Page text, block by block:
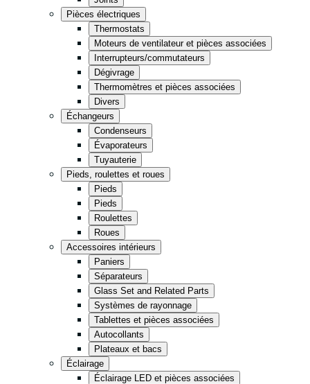
Épicerie
Vente de détail
Tout en noir
Cuisine
Entreposage
Fast Food
Pièces électriques
Thermostats
Moteurs de ventilateur et pièces associées
Interrupteurs/commutateurs
Dégivrage
Thermomètres et pièces associées
Divers
Échangeurs
Condenseurs
Évaporateurs
Tuyauterie
Pieds, roulettes et roues
Pieds
Pieds
Roulettes
Roues
Accessoires intérieurs
Paniers
Séparateurs
Glass Set and Related Parts
Systèmes de rayonnage
Tablettes et pièces associées
Autocollants
Plateaux et bacs
Éclairage
Éclairage LED et pièces associées